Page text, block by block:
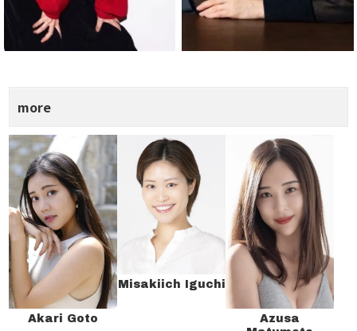
more
Akari Goto
Misakiich Iguchi
Azusa